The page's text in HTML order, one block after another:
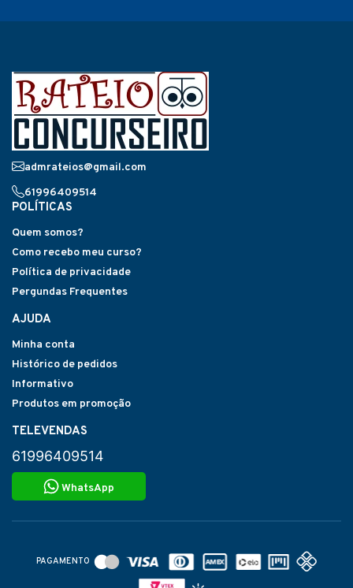
admrateios@gmail.com
61996409514
POLÍTICAS
Quem somos?
Como recebo meu curso?
Política de privacidade
Pergundas Frequentes
AJUDA
Minha conta
Histórico de pedidos
Informativo
Produtos em promoção
TELEVENDAS
61996409514
WhatsApp
PAGAMENTO